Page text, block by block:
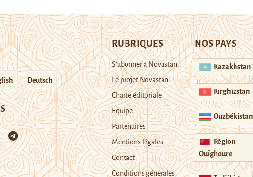
Deutsch
RUBRIQUES
S’abonner à Novastan
Le projet Novastan
Charte éditoriale
Equipe
Partenaires
Mentions légales
Contact
Conditions générales
NOS PAYS
Kazakhstan
Kirghizstan
Ouzbékistan
Région
Ouïghoure